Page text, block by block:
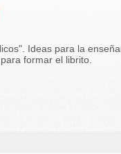
Ideas para la
formar el librito.